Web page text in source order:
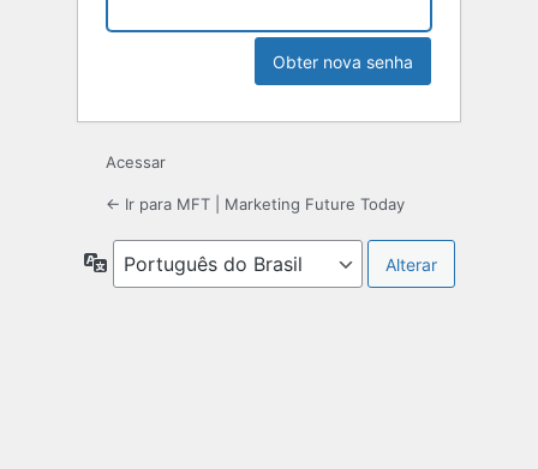
Acessar
← Ir para MFT | Marketing Future Today
Idioma